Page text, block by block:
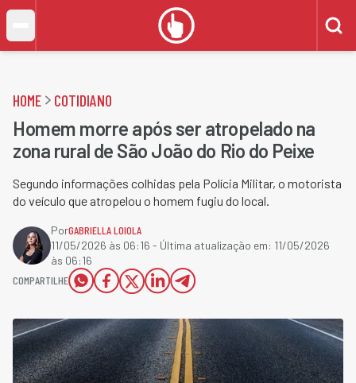
HOME COTIDIANO
Homem morre após ser atropelado na
zona rural de São João do Rio do Peixe
Segundo informações colhidas pela Polícia Militar, o motorista
do veículo que atropelou o homem fugiu do local.
PorGABRIELLA LOIOLA
11/05/2026 às 06:16 - Última atualização em: 11/05/2026
às 06:16
COMPARTILHE